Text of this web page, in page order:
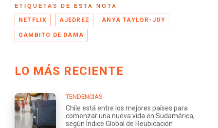
ETIQUETAS DE ESTA NOTA
NETFLIX AJEDREZ ANYA TAYLOR-JOY
GAMBITO DE DAMA
LO MÁS RECIENTE
TENDENCIAS
Chile está entre los mejores países para
comenzar una nueva vida en Sudamérica,
según Índice Global de Reubicación